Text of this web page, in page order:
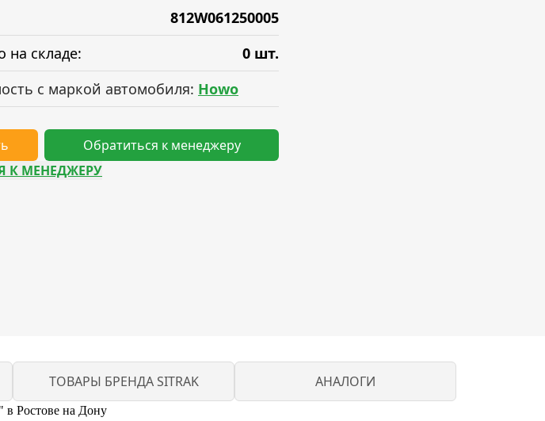
812W061250005
на складе:
0 шт.
с маркой автомобиля: Howo
Обратиться к менеджеру
К МЕНЕДЖЕРУ
ТОВАРЫ БРЕНДА SITRAK АНАЛОГИ
в Ростове на Дону